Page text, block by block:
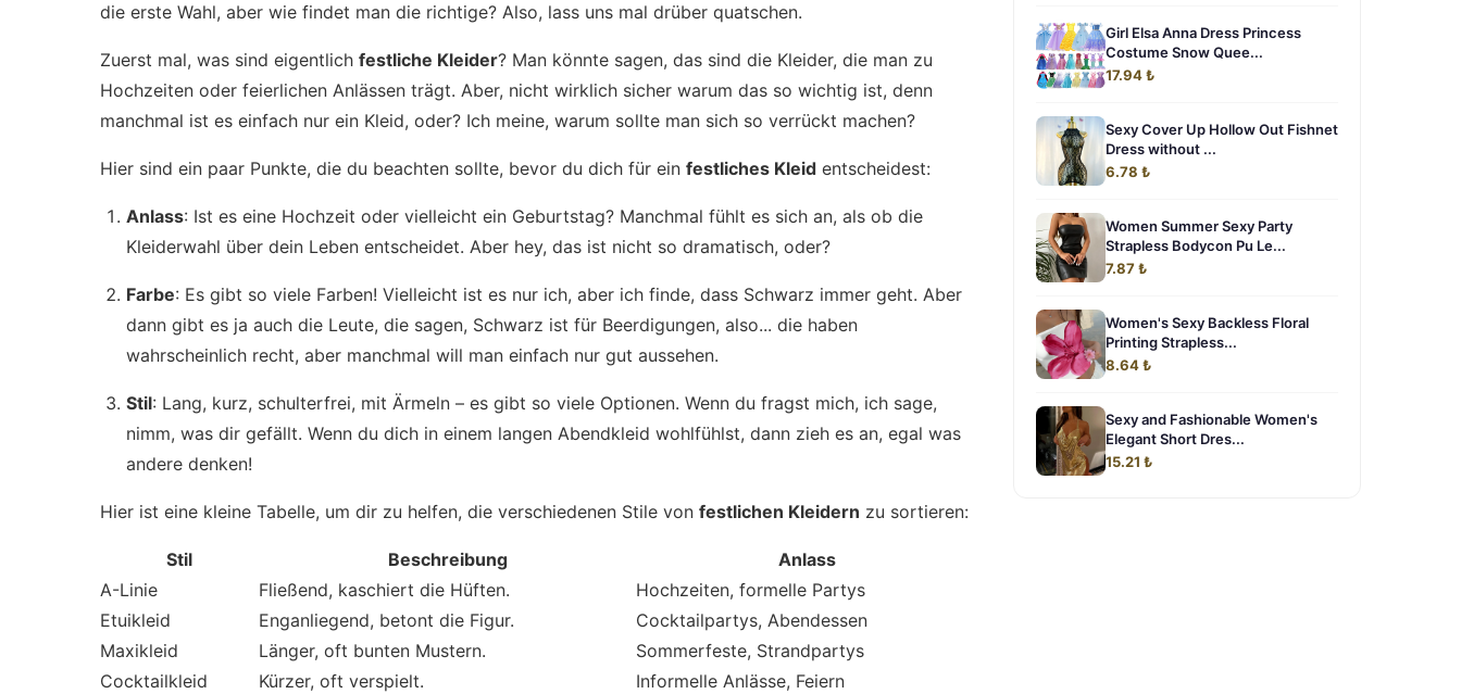
die erste Wahl, aber wie findet man die richtige? Also, lass uns mal drüber quatschen.
Zuerst mal, was sind eigentlich festliche Kleider? Man könnte sagen, das sind die Kleider, die man zu
Hochzeiten oder feierlichen Anlässen trägt. Aber, nicht wirklich sicher warum das so wichtig ist, denn
manchmal ist es einfach nur ein Kleid, oder? Ich meine, warum sollte man sich so verrückt machen?
Hier sind ein paar Punkte, die du beachten sollte, bevor du dich für ein festliches Kleid entscheidest:
Anlass: Ist es eine Hochzeit oder vielleicht ein Geburtstag? Manchmal fühlt es sich an, als ob die
Kleiderwahl über dein Leben entscheidet. Aber hey, das ist nicht so dramatisch, oder?
Farbe: Es gibt so viele Farben! Vielleicht ist es nur ich, aber ich finde, dass Schwarz immer geht. Aber
dann gibt es ja auch die Leute, die sagen, Schwarz ist für Beerdigungen, also... die haben
wahrscheinlich recht, aber manchmal will man einfach nur gut aussehen.
Stil: Lang, kurz, schulterfrei, mit Ärmeln – es gibt so viele Optionen. Wenn du fragst mich, ich sage,
nimm, was dir gefällt. Wenn du dich in einem langen Abendkleid wohlfühlst, dann zieh es an, egal was
andere denken!
Hier ist eine kleine Tabelle, um dir zu helfen, die verschiedenen Stile von festlichen Kleidern zu sortieren:
Stil Beschreibung
Anlass
A-Linie
Fließend, kaschiert die Hüften.
Hochzeiten, formelle Partys
Etuikleid
Enganliegend, betont die Figur.
Cocktailpartys, Abendessen
Maxikleid
Länger, oft bunten Mustern.
Sommerfeste, Strandpartys
Cocktailkleid
Kürzer, oft verspielt.
Informelle Anlässe, Feiern
Girl Elsa Anna Dress Princess
Costume Snow Quee...
17.94 ₺
Sexy Cover Up Hollow Out Fishnet
Dress without ...
6.78 ₺
Women Summer Sexy Party
Strapless Bodycon Pu Le...
7.87 ₺
Women's Sexy Backless Floral
Printing Strapless...
8.64 ₺
Sexy and Fashionable Women's
Elegant Short Dres...
15.21 ₺